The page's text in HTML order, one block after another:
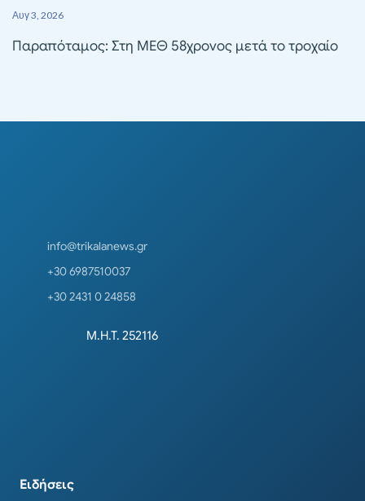
Αυγ 3, 2026
Παραπόταμος: Στη ΜΕΘ 58χρονος μετά το τροχαίο
info@trikalanews.gr
+30 6987510037
+30 2431 0 24858
Μ.Η.Τ. 252116
Ειδήσεις